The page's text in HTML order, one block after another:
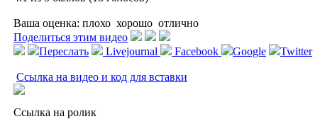
Ваша оценка: плохо хорошо отлично
Поделиться этим видео
Переслать
Livejournal Facebook Google Twitter
Ссылка на видео и код для вставки
Ссылка на ролик